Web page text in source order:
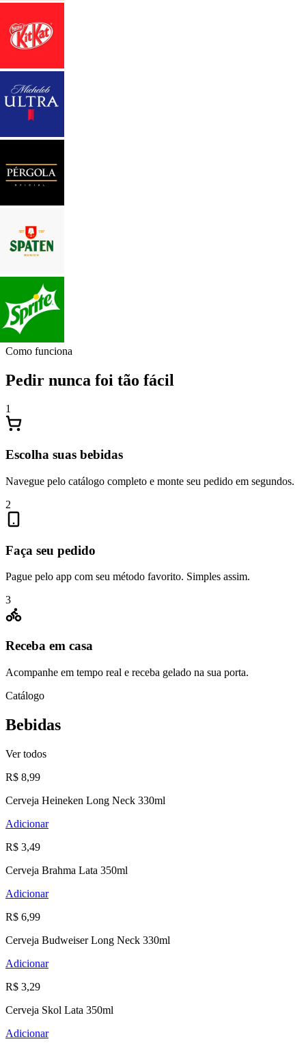
Como funciona
Pedir nunca foi tão fácil
1
Escolha suas bebidas
Navegue pelo catálogo completo e monte seu pedido em segundos.
2
Faça seu pedido
Pague pelo app com seu método favorito. Simples assim.
3
Receba em casa
Acompanhe em tempo real e receba gelado na sua porta.
Catálogo
Bebidas
Ver todos
R$ 8,99
Cerveja Heineken Long Neck 330ml
Adicionar
R$ 3,49
Cerveja Brahma Lata 350ml
Adicionar
R$ 6,99
Cerveja Budweiser Long Neck 330ml
Adicionar
R$ 3,29
Cerveja Skol Lata 350ml
Adicionar